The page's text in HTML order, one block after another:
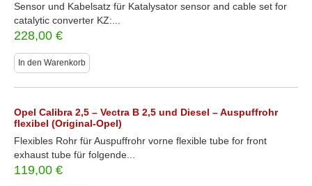
Sensor und Kabelsatz für Katalysator sensor and cable set for
catalytic converter KZ:...
228,00 €
In den Warenkorb
Opel Calibra 2,5 – Vectra B 2,5 und Diesel – Auspuffrohr
flexibel (Original-Opel)
Flexibles Rohr für Auspuffrohr vorne flexible tube for front
exhaust tube für folgende...
119,00 €